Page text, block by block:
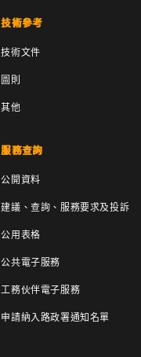
技術參考
技術文件
圖則
其他
服務查詢
公開資料
建議、查詢、服務要求及投訴
公用表格
公共電子服務
工務伙伴電子服務
申請納入路政署通知名單